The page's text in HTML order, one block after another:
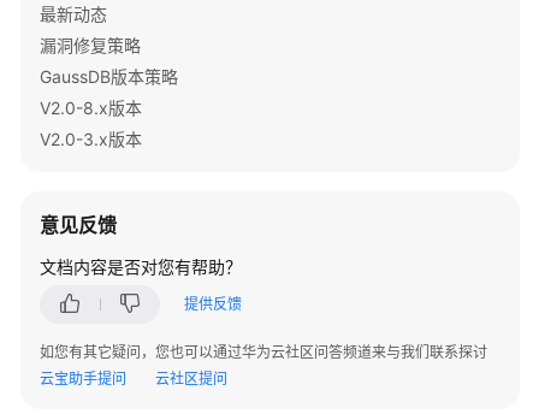
快
速
用
南
开
南
最新动态
漏洞修复策略
GaussDB版本策略
V2.0-8.x版本
V2.0-3.x版本
意见反馈
文档内容是否对您有帮助？
提供反馈
如您有其它疑问，您也可以通过华为云社区问答频道来与我们联系探讨
云宝助手提问
云社区提问